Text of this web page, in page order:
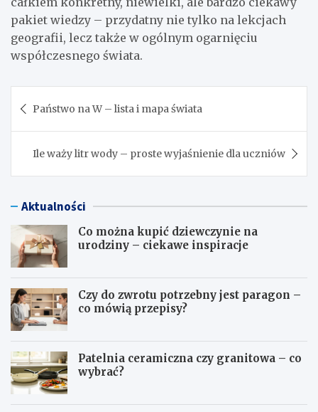
pakiet wiedzy – przydatny nie tylko na lekcjach
geografii, lecz także w ogólnym ogarnięciu
współczesnego świata.
wpisu
Państwo na W – lista i mapa świata
Ile waży litr wody – proste wyjaśnienie dla uczniów
Aktualności
Co można kupić dziewczynie na
urodziny – ciekawe inspiracje
Czy do zwrotu potrzebny jest paragon –
co mówią przepisy?
Patelnia ceramiczna czy granitowa – co
wybrać?